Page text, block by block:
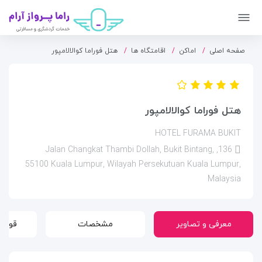
صفحه اصلی اماکن اقامتگاه ها هتل فوراما کوالالامپور
هتل فوراما کوالالامپور
HOTEL FURAMA BUKIT
136, Jalan Changkat Thambi Dollah, Bukit Bintang,
55100 Kuala Lumpur, Wilayah Persekutuan Kuala Lumpur,
Malaysia
معرفی و تصاویر مشخصات